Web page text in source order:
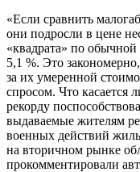
«Если сравнить
они подросли в цене
«квадрата» по
5,1 %. Это
за их умеренной
спросом. Что касается
рекорду
выдаваемые жителям
военных действий
на вторичном рынке
прокомментировали